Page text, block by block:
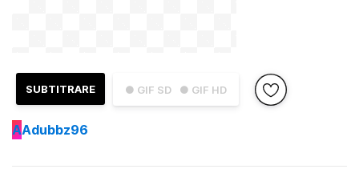
● GIF SD ● GIF HD
SUBTITRARE
AAdubbz96